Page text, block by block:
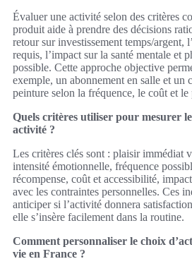
Évaluer une activité selon des critères
produit aide à prendre des décisions
retour sur investissement temps/argent,
requis, l’impact sur la santé mentale et
possible. Cette approche objective
exemple, un abonnement en salle et un
peinture selon la fréquence, le coût et le
Quels critères utiliser pour mesurer
activité ?
Les critères clés sont : plaisir immédiat
intensité émotionnelle, fréquence
récompense, coût et accessibilité,
avec les contraintes personnelles. Ces
anticiper si l’activité donnera
elle s’insère facilement dans la routine.
Comment personnaliser le choix
vie en France ?